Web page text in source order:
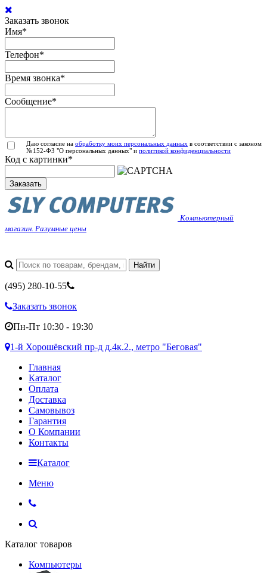
Заказать звонок
Имя*
Телефон*
Время звонка*
Сообщение*
Даю согласие на обработку моих персональных данных в соответствии с законом
№152-ФЗ "О персональных данных" и политикой конфиденциальности
Код с картинки*
Заказать
Компьютерный
магазин. Разумные цены
(495) 280-10-55
Заказать звонок
Пн-Пт 10:30 - 19:30
1-й Хорошёвский пр-д д.4к.2., метро "Беговая"
Главная
Каталог
Оплата
Доставка
Самовывоз
Гарантия
О Компании
Контакты
Каталог
Меню
Каталог товаров
Компьютеры